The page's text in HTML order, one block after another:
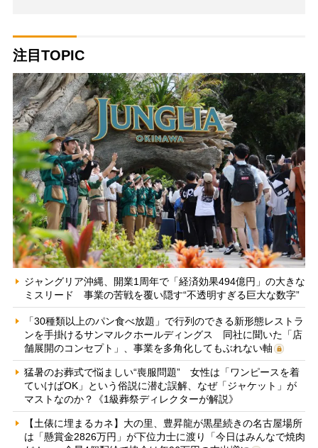
注目TOPIC
ジャングリア沖縄、開業1周年で「経済効果494億円」の大きな
ミスリード 事業の苦戦を覆い隠す“不透明すぎる巨大な数字”
「30種類以上のパン食べ放題」で行列のできる新形態レストラ
ンを手掛けるサンマルクホールディングス 同社に聞いた「店
舗展開のコンセプト」、事業を多角化してもぶれない軸
猛暑のお葬式で悩ましい“喪服問題” 女性は「ワンピースを着
ていけばOK」という俗説に潜む誤解、なぜ「ジャケット」が
マストなのか？《1級葬祭ディレクターが解説》
【土俵に埋まるカネ】大の里、豊昇龍が黒星続きの名古屋場所
は「懸賞金2826万円」が下位力士に渡り「今日はみんなで焼肉